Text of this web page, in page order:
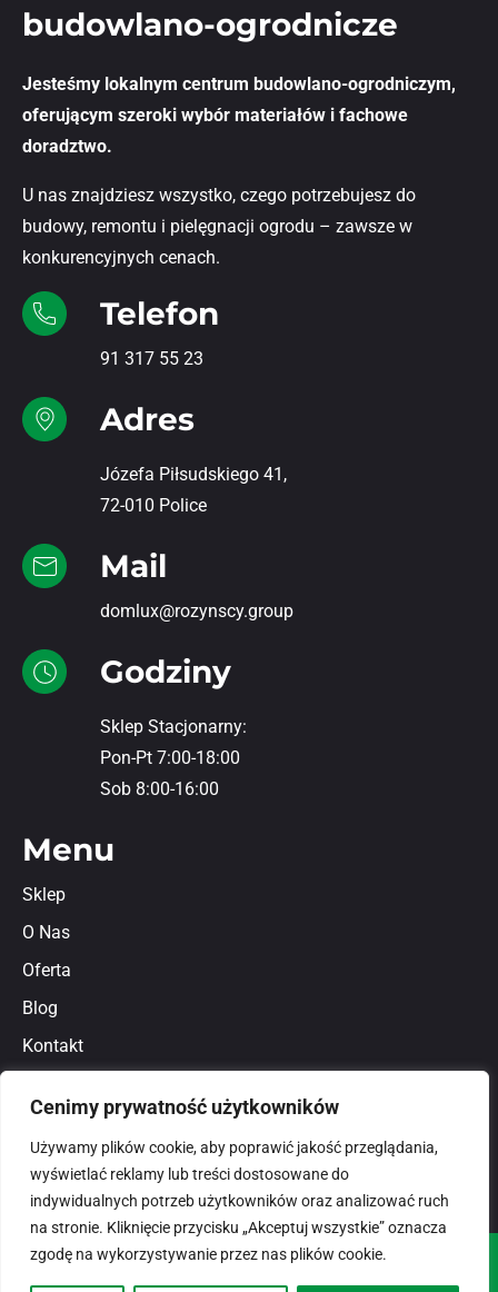
Cenimy prywatność użytkowników
Używamy plików cookie, aby poprawić jakość przeglądania,
wyświetlać reklamy lub treści dostosowane do
indywidualnych potrzeb użytkowników oraz analizować ruch
na stronie. Kliknięcie przycisku „Akceptuj wszystkie” oznacza
zgodę na wykorzystywanie przez nas plików cookie.
budowlano-ogrodnicze
Jesteśmy lokalnym centrum budowlano-ogrodniczym,
oferującym szeroki wybór materiałów i fachowe
doradztwo.
U nas znajdziesz wszystko, czego potrzebujesz do
budowy, remontu i pielęgnacji ogrodu – zawsze w
konkurencyjnych cenach.
Telefon
91 317 55 23
Adres
Józefa Piłsudskiego 41,
72-010 Police
Mail
domlux@rozynscy.group
Godziny
Sklep Stacjonarny:
Pon-Pt 7:00-18:00
Sob 8:00-16:00
Menu
Sklep
O Nas
Oferta
Blog
Kontakt
Polityka prywatności